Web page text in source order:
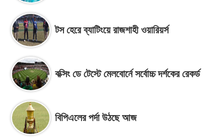
টস হেরে ব্যাটিংয়ে রাজশাহী ওয়ারিয়র্স
বক্সিং ডে টেস্টে মেলবোর্নে সর্বোচ্চ দর্শকের রেকর্ড
বিপিএলের পর্দা উঠছে আজ